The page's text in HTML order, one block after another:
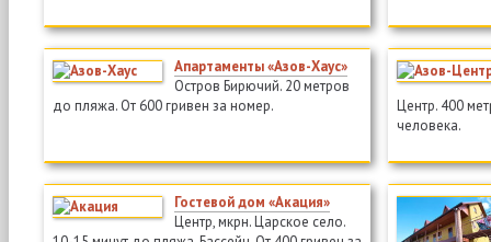
Апартаменты «Азов-Хаус»
Остров Бирючий. 20 метров
до пляжа. От 600 гривен за номер.
Центр. 400
человека.
Гостевой дом «Акация»
Центр, мкрн. Царское село.